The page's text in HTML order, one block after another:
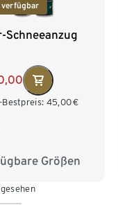
verfügbar
Schneeanzug
Bestpreis: 45,00€
Größen
86/92
110/116